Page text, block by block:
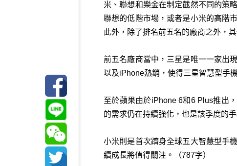
米、聯想和樂金在制定截然不同的策
聯想的低階市場，或者是小米的高階
此外，除了排名前五名的廠商之外，
前五名廠商當中，三星是唯一一家出
以及iPhone熱銷，使得三星智慧型手
至於蘋果由於iPhone 6和6 Plus推出
的需求仍在持續強化，也是該季度的
小米則是首次躋身全球五大智慧型手
續成長將值得關注。（787字）